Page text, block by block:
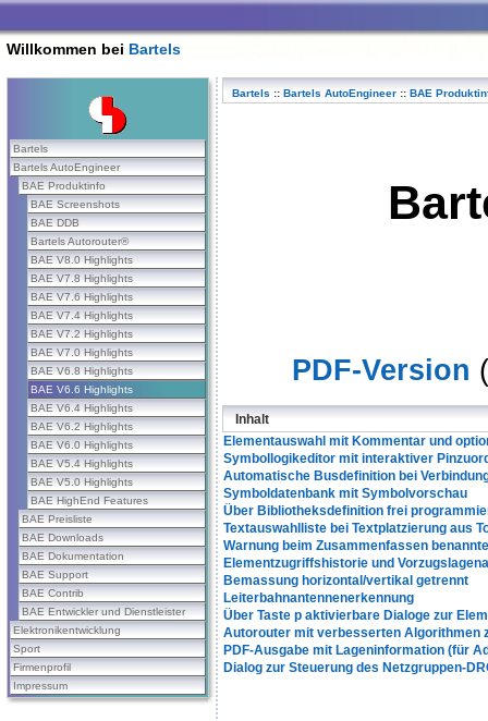
Willkommen bei Bartels
Bartels
Bartels AutoEngineer
BAE Produktinfo
BAE Screenshots
BAE DDB
Bartels Autorouter®
BAE V8.0 Highlights
BAE V7.8 Highlights
BAE V7.6 Highlights
BAE V7.4 Highlights
BAE V7.2 Highlights
BAE V7.0 Highlights
BAE V6.8 Highlights
BAE V6.6 Highlights
BAE V6.4 Highlights
BAE V6.2 Highlights
BAE V6.0 Highlights
BAE V5.4 Highlights
BAE V5.0 Highlights
BAE HighEnd Features
BAE Preisliste
BAE Downloads
BAE Dokumentation
BAE Support
BAE Contrib
BAE Entwickler und Dienstleister
Elektronikentwicklung
Sport
Firmenprofil
Impressum
Bartels :: Bartels AutoEngineer :: BAE
PDF-Version
Inhalt
Elementauswahl mit Kommentar und
Symbollogikeditor mit interaktiver
Automatische Busdefinition bei
Symboldatenbank mit Symbolvorschau
Über Bibliotheksdefinition frei
Textauswahlliste bei Textplatzierung aus
Warnung beim Zusammenfassen
Elementzugriffshistorie und
Bemassung horizontal/vertikal getrennt
Leiterbahnantennenerkennung
Über Taste p aktivierbare Dialoge zur
Autorouter mit verbesserten Algorithmen
PDF-Ausgabe mit Lageninformation (für
Dialog zur Steuerung des Netzgruppen-